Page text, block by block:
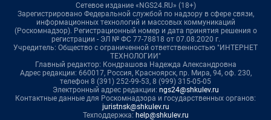
Сетевое издание «NGS24.RU» (18+)
Зарегистрировано Федеральной службой по надзору в сфере связи,
информационных технологий и массовых коммуникаций
(Роскомнадзор). Регистрационный номер и дата принятия решения о
регистрации - ЭЛ № ФС 77-78818 от 07.08.2020 г.
Учредитель: Общество с ограниченной ответственностью "ИНТЕРНЕТ
ТЕХНОЛОГИИ"
Главный редактор: Кондрашова Надежда Александровна
Адрес редакции: 660017, Россия, Красноярск, пр. Мира, 94, оф. 230,
телефон 8 (391) 252-99-53, 8 (999) 315-05-05
Электронный адрес редакции: ngs24@shkulev.ru
Контактные данные для Роскомнадзора и государственных органов:
juristnsk@shkulev.ru
Техподдержка: help@shkulev.ru